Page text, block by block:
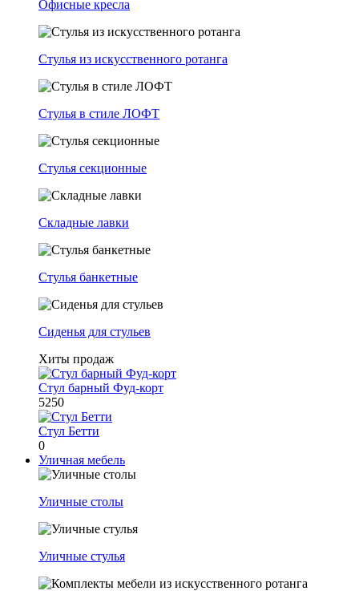
Офисные кресла
Стулья из искусственного ротанга
Стулья в стиле ЛОФТ
Стулья секционные
Складные лавки
Стулья банкетные
Сиденья для стульев
Хиты продаж
Стул барный Фуд-корт
5250
Стул Бетти
0
Уличная мебель
Уличные столы
Уличные стулья